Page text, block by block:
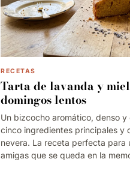
RECETAS
Tarta de lavanda y
domingos lentos
Un bizcocho aromático, denso
cinco ingredientes principales y
nevera. La receta perfecta para
amigas que se queda en la